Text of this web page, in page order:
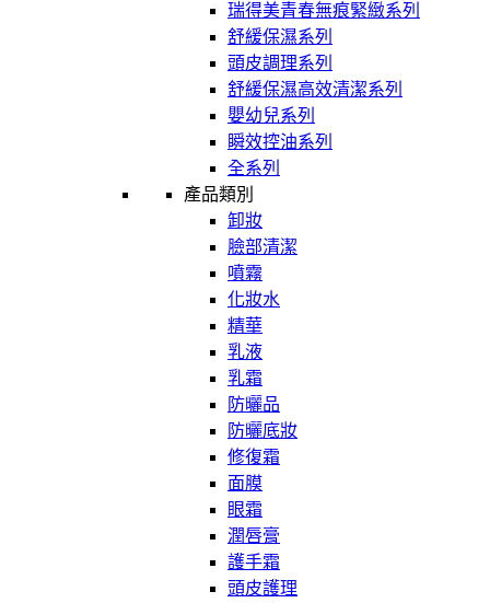
瑞得美青春無痕緊緻系列
舒緩保濕系列
頭皮調理系列
舒緩保濕高效清潔系列
嬰幼兒系列
瞬效控油系列
全系列
產品類別
卸妝
臉部清潔
噴霧
化妝水
精華
乳液
乳霜
防曬品
防曬底妝
修復霜
面膜
眼霜
潤唇膏
護手霜
頭皮護理